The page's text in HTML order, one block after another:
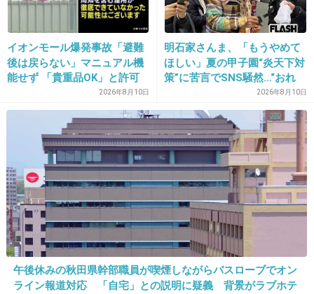
27. 匿名 2013/03/01(金) 22:54:12
やっぱり
ヒイキする先生は嫌だな。
保護者の顔色うかがって
生徒のご機嫌とる先生とかも嫌。
悪いことした時は
きちんと叱り
きちんと褒められる先生はいいな。
イオンモール爆発事故「避難
後は戻らない」マニュアル機
能せず 「貴重品OK」と許可
2026年8月10日
明石家さんま、「もうやめて
ほしい」夏の甲子園“炎天下対
策”に苦言でSNS騒然…“おれ
らの時代”持ち出し連発も問わ
れる感覚
2026年8月10日
午後休みの秋田県幹部職員が喫煙しながらバスローブでオン
ライン報道対応 「自宅」との説明に疑義 背景がラブホテ